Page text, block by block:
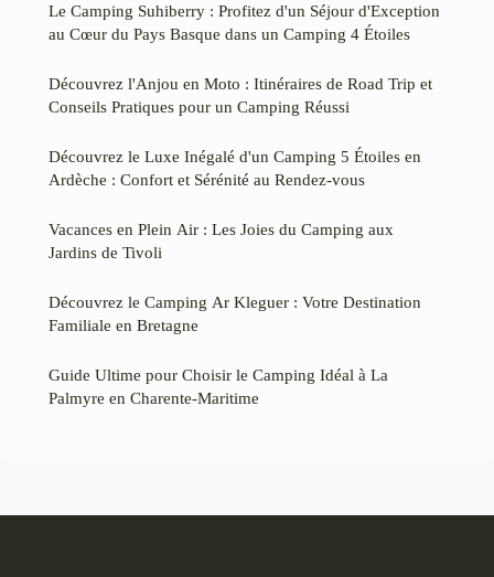
Le Camping Suhiberry : Profitez d'un Séjour d'Exception
au Cœur du Pays Basque dans un Camping 4 Étoiles
Découvrez l'Anjou en Moto : Itinéraires de Road Trip et
Conseils Pratiques pour un Camping Réussi
Découvrez le Luxe Inégalé d'un Camping 5 Étoiles en
Ardèche : Confort et Sérénité au Rendez-vous
Vacances en Plein Air : Les Joies du Camping aux
Jardins de Tivoli
Découvrez le Camping Ar Kleguer : Votre Destination
Familiale en Bretagne
Guide Ultime pour Choisir le Camping Idéal à La
Palmyre en Charente-Maritime